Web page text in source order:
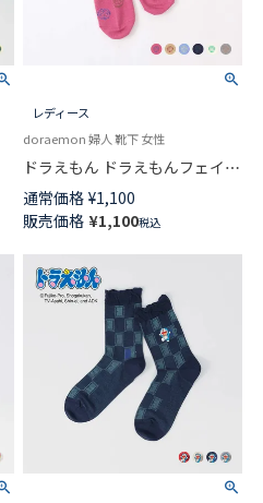
レディース
doraemon 婦人 靴下 女性
ドラえもん ドラえもんフェイス
ドット クルー丈 カジュアル ソ
ックス レディース 03297120
通常価格 ¥1,100
販売価格 ¥1,100税込